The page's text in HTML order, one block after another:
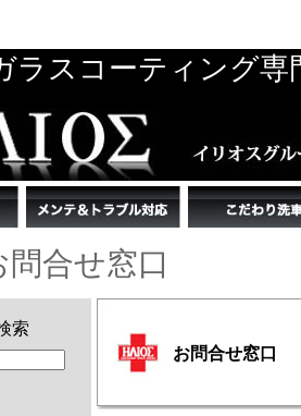
ラスコーティング専
問合せ窓口
お問合せ窓口
索